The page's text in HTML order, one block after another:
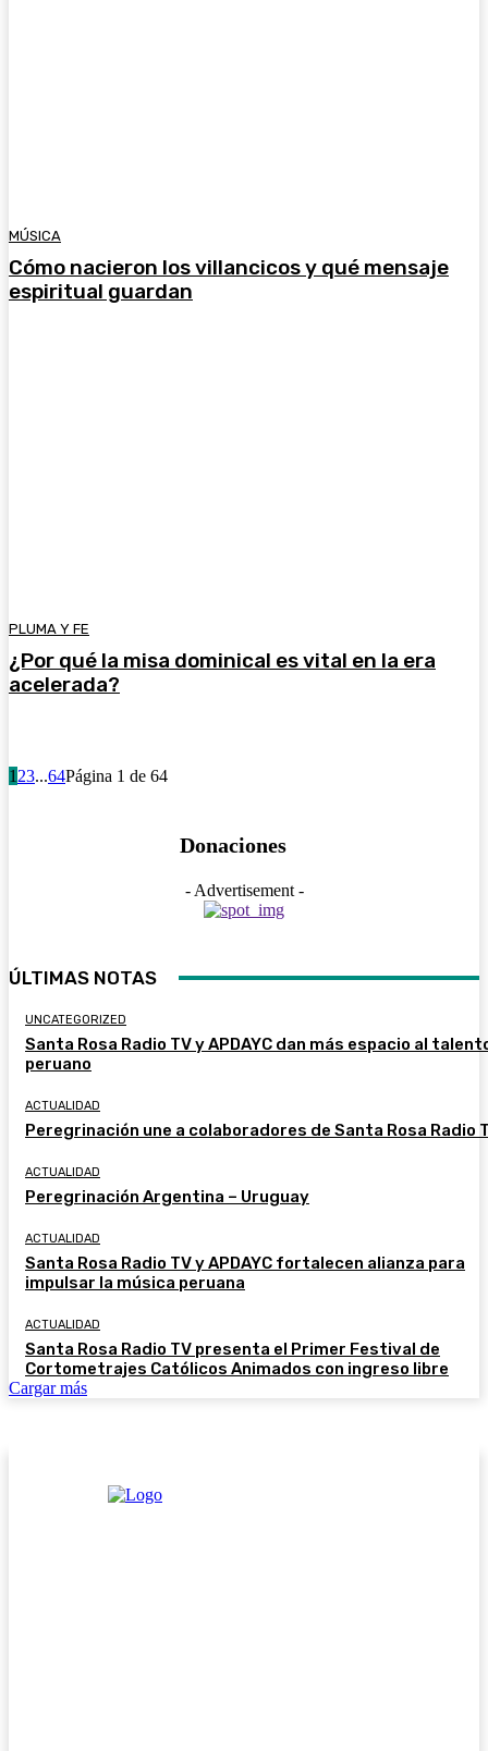
MÚSICA
Cómo nacieron los villancicos y qué mensaje
espiritual guardan
PLUMA Y FE
¿Por qué la misa dominical es vital en la era
acelerada?
1 23...64Página 1 de 64
Donaciones
- Advertisement -
ÚLTIMAS NOTAS
UNCATEGORIZED
Santa Rosa Radio TV y APDAYC dan más espacio al
peruano
ACTUALIDAD
Peregrinación une a colaboradores de Santa Rosa Radio
ACTUALIDAD
Peregrinación Argentina – Uruguay
ACTUALIDAD
Santa Rosa Radio TV y APDAYC fortalecen alianza para
impulsar la música peruana
ACTUALIDAD
Santa Rosa Radio TV presenta el Primer Festival de
Cortometrajes Católicos Animados con ingreso libre
Cargar más